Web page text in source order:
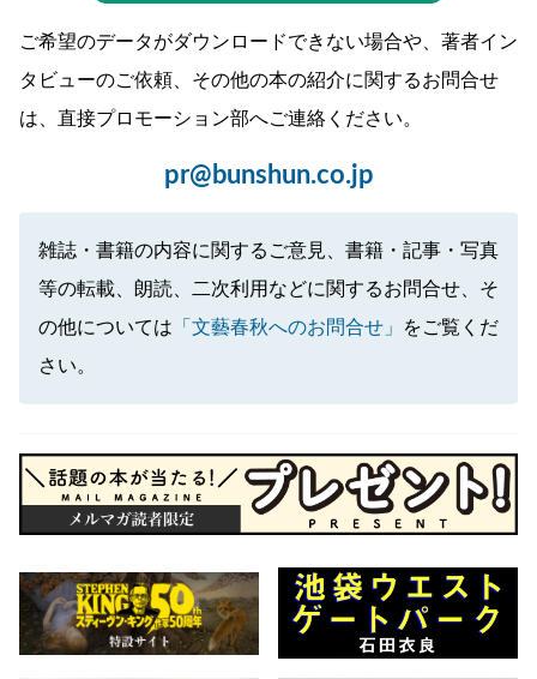
ご希望のデータがダウンロードできない場合や、著者イン
タビューのご依頼、その他の本の紹介に関するお問合せ
は、直接プロモーション部へご連絡ください。
pr@bunshun.co.jp
雑誌・書籍の内容に関するご意見、書籍・記事・写真
等の転載、朗読、二次利用などに関するお問合せ、そ
の他については 「文藝春秋へのお問合せ」
をご覧くだ
さい。